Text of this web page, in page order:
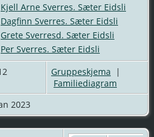
Kjell Arne Sverres. Sæter Eidsli
Dagfinn Sverres. Sæter Eidsli
Grete Sverresd. Sæter Eidsli
Per Sverres. Sæter Eidsli
Gruppeskjema |
Familiediagram
2023